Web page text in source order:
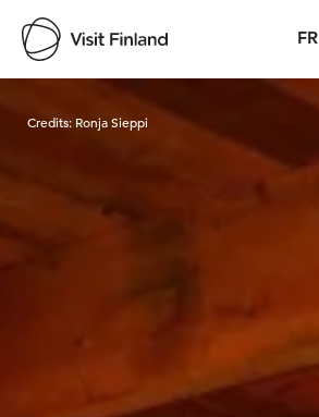
FR
Visit Finland
Credits: Ronja Sieppi